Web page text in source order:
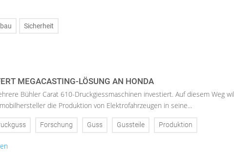
Sicherheit
MEGACASTING-LÖSUNG AN HONDA
Bühler Carat 610-Druckgiessmaschinen investiert. Auf diesem Weg
die Produktion von Elektrofahrzeugen in seine...
Forschung Guss Gussteile Produktion